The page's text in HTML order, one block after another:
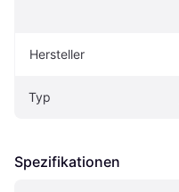
Hersteller
Typ
Spezifikationen